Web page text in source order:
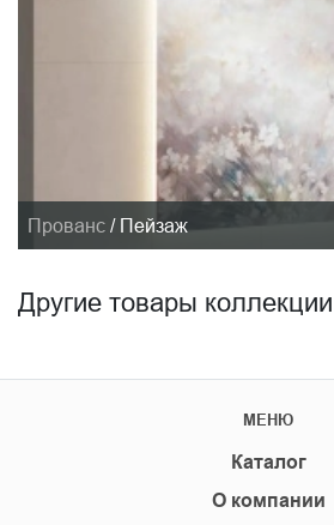
Прованс / Пейзаж
Другие товары коллекции
МЕНЮ
Каталог
О компании